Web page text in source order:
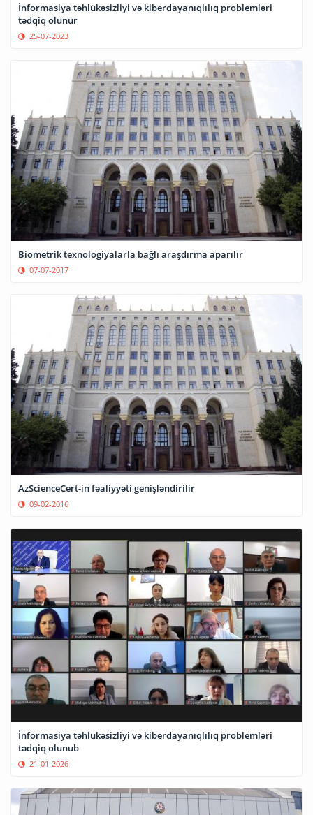
İnformasiya təhlükəsizliyi və kiberdayanıqlılıq problemləri
tədqiq olunur
25-07-2023
Biometrik texnologiyalarla bağlı araşdırma aparılır
07-07-2017
AzScienceCert-in fəaliyyəti genişləndirilir
09-02-2016
İnformasiya təhlükəsizliyi və kiberdayanıqlılıq problemləri
tədqiq olunub
21-01-2026